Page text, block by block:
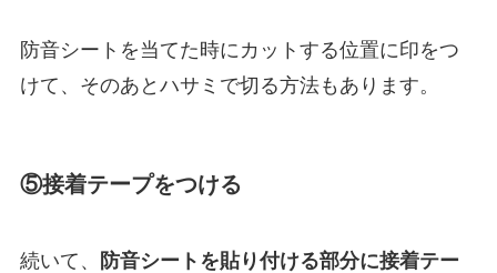
防音シートを当てた時にカットする位置に印をつ
けて、そのあとハサミで切る方法もあります。
⑤接着テープをつける
続いて、
防音シートを貼り付ける部分に接着テー